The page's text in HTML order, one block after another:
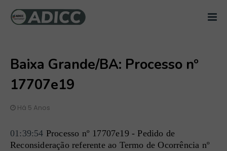
Baixa Grande/BA: Processo nº
17707e19
Há 5 Anos
01:39:54 Processo nº 17707e19 - Pedido de
Reconsideração referente ao Termo de Ocorrência nº